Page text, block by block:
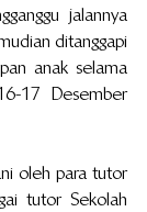
jalannya
ditanggapi
anak selama
17 Desember
oleh para tutor
tutor Sekolah